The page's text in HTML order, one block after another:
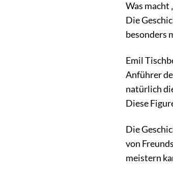
Was macht
Die
besonders
Emil
Anführer
natürlich
Diese
Die
von
meistern